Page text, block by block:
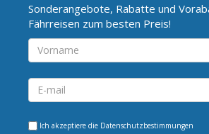
Sonderangebote, Rabatte und
Fährreisen zum besten Preis!
Ich akzeptiere die Datenschutzbestimmungen